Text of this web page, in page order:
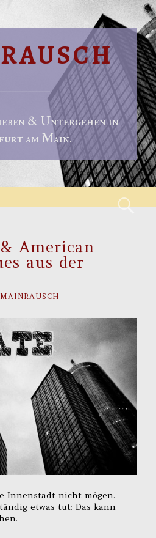
& Untergehen in
am Main.
American
aus der
MAINRAUSCH
Innenstadt nicht mögen.
etwas tut: Das kann